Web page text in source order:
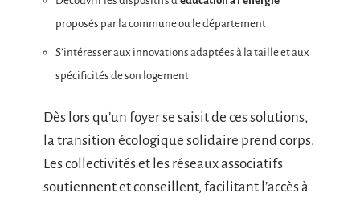
proposés par la commune ou le département
S’intéresser aux innovations adaptées à la taille et aux
spécificités de son logement
Dès lors qu’un foyer se saisit de ces solutions,
la transition écologique solidaire prend corps.
Les collectivités et les réseaux associatifs
soutiennent et conseillent, facilitant l’accès à